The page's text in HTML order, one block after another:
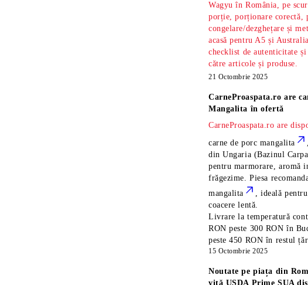
Wagyu în România, pe
porție, porționare corectă,
congelare/dezghețare și
acasă pentru A5 și
checklist de autenticitate
către articole și produse.
21 Octombrie 2025
CarneProaspata.ro are
Mangalita în ofertă
CarneProaspata.ro are
carne de porc mangalita
din Ungaria (Bazinul
pentru marmorare, aromă
frăgezime. Piesa
mangalita
, ideală
coacere lentă.
Livrare la temperatură
RON peste 300 RON în
peste 450 RON în restul
15 Octombrie 2025
Noutate pe piața din
vită USDA Prime SUA